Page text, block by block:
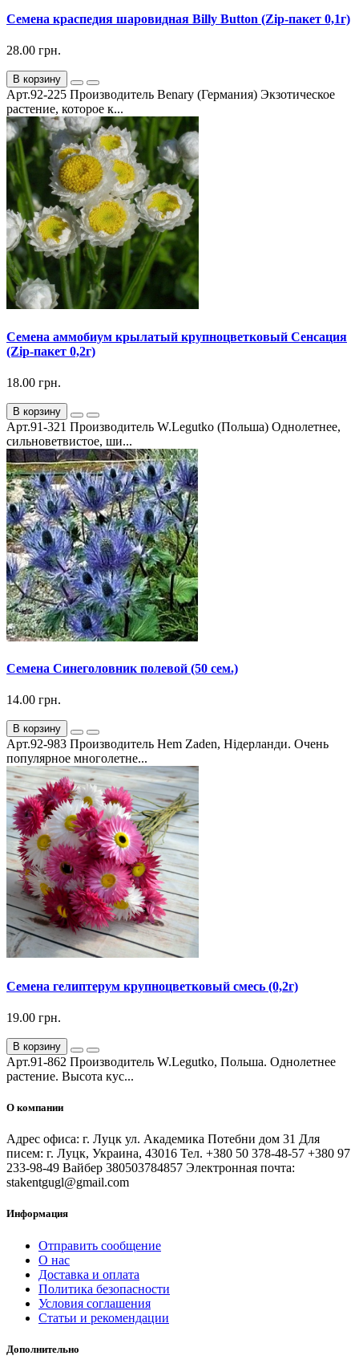
Семена краспедия шаровидная Billy Button (Zip-пакет 0,1г)
28.00 грн.
В корзину
Арт.92-225 Производитель Benary (Германия) Экзотическое
растение, которое к...
Семена аммобиум крылатый крупноцветковый Сенсация
(Zip-пакет 0,2г)
18.00 грн.
В корзину
Арт.91-321 Производитель W.Legutko (Польша) Однолетнее,
сильноветвистое, ши...
Семена Синеголовник полевой (50 сем.)
14.00 грн.
В корзину
Арт.92-983 Производитель Hem Zaden, Нідерланди. Очень
популярное многолетне...
Семена гелиптерум крупноцветковый смесь (0,2г)
19.00 грн.
В корзину
Арт.91-862 Производитель W.Legutko, Польша. Однолетнее
растение. Высота кус...
О компании
Адрес офиса: г. Луцк ул. Академика Потебни дом 31 Для
писем: г. Луцк, Украина, 43016 Тел. +380 50 378-48-57 +380 97
233-98-49 Вайбер 380503784857 Электронная почта:
stakentgugl@gmail.com
Информация
Отправить сообщение
О нас
Доставка и оплата
Политика безопасности
Условия соглашения
Статьи и рекомендации
Дополнительно